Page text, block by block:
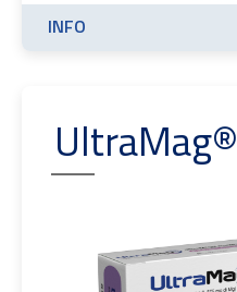
INFO
UltraMag®